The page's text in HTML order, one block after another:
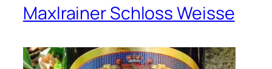
Maxlrainer Schloss Weisse